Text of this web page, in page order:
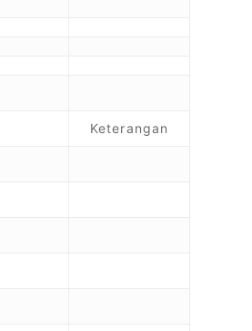
Keterangan